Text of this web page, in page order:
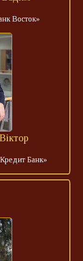
Восток»
Банк»